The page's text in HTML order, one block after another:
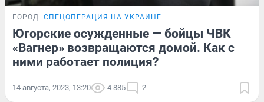
ГОРОД СПЕЦОПЕРАЦИЯ НА УКРАИНЕ
Югорские осужденные — бойцы ЧВК
«Вагнер» возвращаются домой. Как с
ними работает полиция?
14 августа, 2023, 13:20 4 885 2